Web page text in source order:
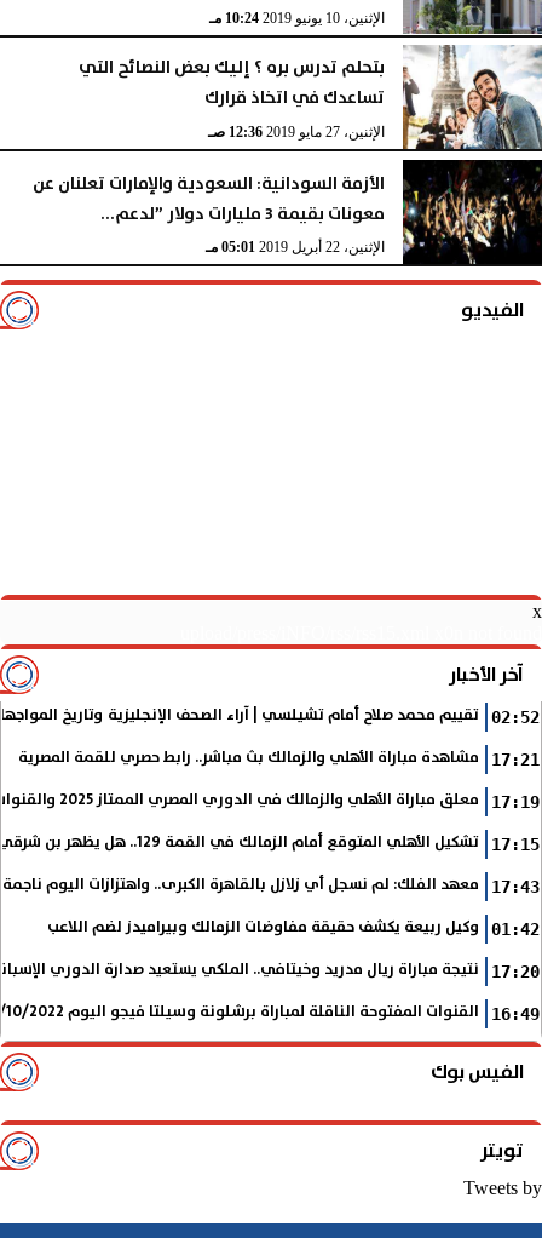
الإثنين، 10 يونيو 2019 10:24 مـ
بتحلم تدرس بره ؟ إليك بعض النصائح التي
تساعدك في اتخاذ قرارك
الإثنين، 27 مايو 2019 12:36 صـ
الأزمة السودانية: السعودية والإمارات تعلنان عن
معونات بقيمة 3 مليارات دولار ”لدعم...
الإثنين، 22 أبريل 2019 05:01 مـ
الفيديو
x
آخر الأخبار
02:52 تقييم محمد صلاح أمام تشيلسي | آراء الصحف الإنجليزية وتاريخ
17:21 مشاهدة مباراة الأهلي والزمالك بث مباشر.. رابط حصري للقمة المصرية
17:19 معلق مباراة الأهلي والزمالك في الدوري المصري الممتاز 2025 والقنوات الناقلة
17:15 تشكيل الأهلي المتوقع أمام الزمالك في القمة 129.. هل يظهر بن شرقي؟
17:43 معهد الفلك: لم نسجل أي زلازل بالقاهرة الكبرى.. واهتزازات اليوم
01:42 وكيل ربيعة يكشف حقيقة مفاوضات الزمالك وبيراميدز لضم اللاعب
17:20 نتيجة مباراة ريال مدريد وخيتافي.. الملكي يستعيد صدارة الدوري
16:49 القنوات المفتوحة الناقلة لمباراة برشلونة وسيلتا فيجو اليوم 9/10/2022 في الدوري الإسباني
الفيس بوك
تويتر
Tweets by